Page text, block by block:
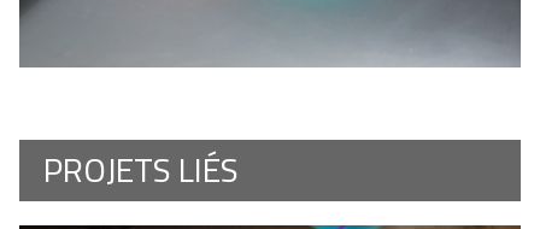
PROJETS LIÉS